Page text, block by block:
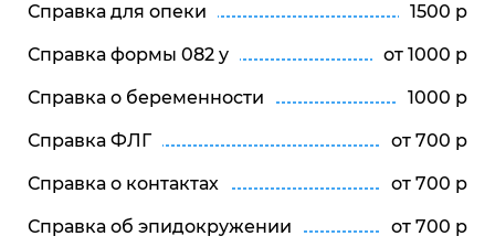
Справка для опеки 1500 р
Справка формы 082 у от 1000 р
Справка о беременности 1000 р
Справка ФЛГ от 700 р
Справка о контактах от 700 р
Справка об эпидокружении от 700 р